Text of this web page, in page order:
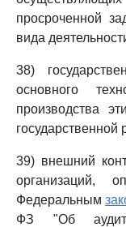
просроченной
вида
38)
основного
производства
государственной
39) внешний
организаций,
Федеральным
ФЗ "Об